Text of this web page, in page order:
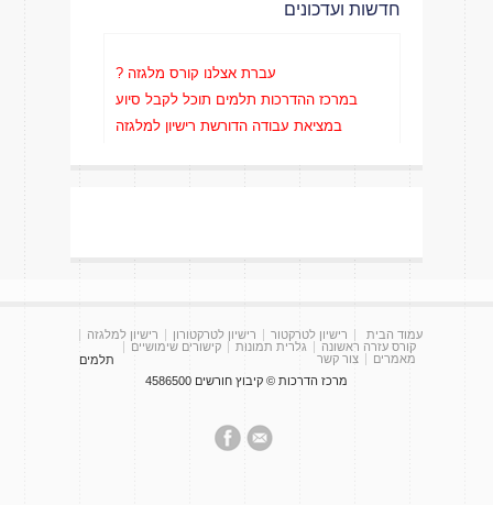
חדשות ועדכונים
עברת אצלנו קורס מלגזה ?
במרכז ההדרכות תלמים תוכל לקבל סיוע
במציאת עבודה הדורשת רישיון למלגזה
עמוד הבית רישיון לטרקטור רישיון לטרקטורון
רישיון למלגזה
קורס עזרה ראשונה
גלרית תמונות
קישורים שימושיים
מאמרים
צור קשר
תלמים
מרכז הדרכות © קיבוץ חורשים 4586500